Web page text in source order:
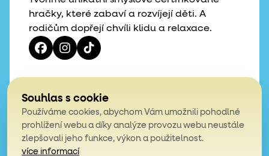
hračky, které zabaví a rozvíjejí děti. A
rodičům dopřejí chvíli klidu a relaxace.
4,9
z celkem 200 hodnocení
Souhlas s cookie
Používáme cookies, abychom Vám umožnili pohodlné
prohlížení webu a díky analýze provozu webu neustále
zlepšovali jeho funkce, výkon a použitelnost.
více informací